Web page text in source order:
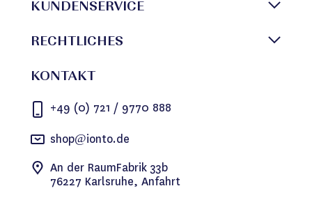
KUNDENSERVICE
RECHTLICHES
KONTAKT
+49 (0) 721 / 9770 888
shop@ionto.de
An der RaumFabrik 33b
76227 Karlsruhe, Anfahrt